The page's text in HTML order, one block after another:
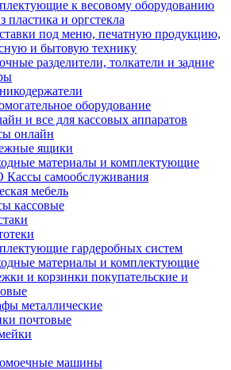
к весовому оборудованию
пластика и оргстекла
под меню, печатную продукцию,
и бытовую технику
разделители, толкатели и задние
оборудование
и все для кассовых аппаратов
онлайн
ящики
материалы и комплектующие
самообслуживания
мебель
кассовые
гардеробных систем
материалы и комплектующие
и корзинки покупательские и
металлические
почтовые
машины